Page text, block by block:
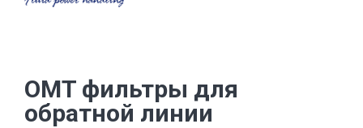
OMT фильтры для
обратной линии